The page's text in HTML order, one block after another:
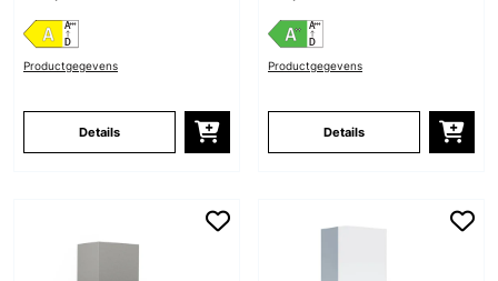
Productgegevens
Details
Productgegevens
Details